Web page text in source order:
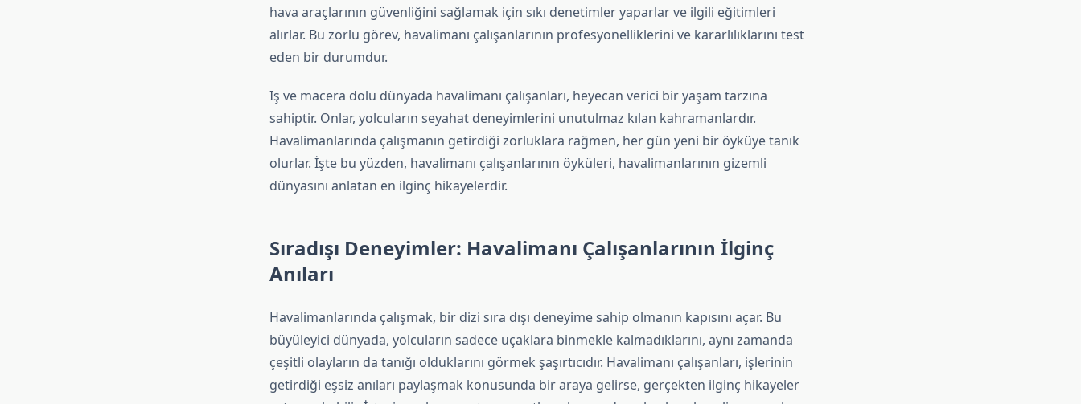
hava araçlarının güvenliğini sağlamak için sıkı denetimler yaparlar ve ilgili eğitimleri
alırlar. Bu zorlu görev, havalimanı çalışanlarının profesyonelliklerini ve kararlılıklarını test
eden bir durumdur.
Iş ve macera dolu dünyada havalimanı çalışanları, heyecan verici bir yaşam tarzına
sahiptir. Onlar, yolcuların seyahat deneyimlerini unutulmaz kılan kahramanlardır.
Havalimanlarında çalışmanın getirdiği zorluklara rağmen, her gün yeni bir öyküye tanık
olurlar. İşte bu yüzden, havalimanı çalışanlarının öyküleri, havalimanlarının gizemli
dünyasını anlatan en ilginç hikayelerdir.
Sıradışı Deneyimler: Havalimanı Çalışanlarının İlginç
Anıları
Havalimanlarında çalışmak, bir dizi sıra dışı deneyime sahip olmanın kapısını açar. Bu
büyüleyici dünyada, yolcuların sadece uçaklara binmekle kalmadıklarını, aynı zamanda
çeşitli olayların da tanığı olduklarını görmek şaşırtıcıdır. Havalimanı çalışanları, işlerinin
getirdiği eşsiz anıları paylaşmak konusunda bir araya gelirse, gerçekten ilginç hikayeler